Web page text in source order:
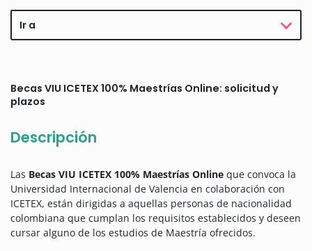
Ir a
Becas VIU ICETEX 100% Maestrías Online: solicitud y
plazos
Descripción
Las Becas VIU ICETEX 100% Maestrías Online que convoca la
Universidad Internacional de Valencia en colaboración con
ICETEX, están dirigidas a aquellas personas de nacionalidad
colombiana que cumplan los requisitos establecidos y deseen
cursar alguno de los estudios de Maestría ofrecidos.